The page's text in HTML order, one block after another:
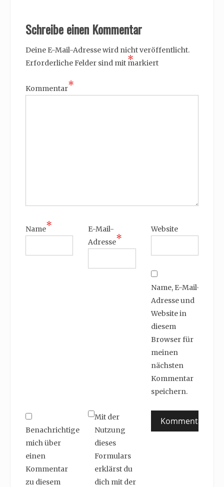
Schreibe einen Kommentar
Deine E-Mail-Adresse wird nicht veröffentlicht.
Erforderliche Felder sind mit *
markiert
Kommentar*
Name*
E-Mail-
Adresse*
Website
Name, E-Mail-
Adresse und
Website in
diesem
Browser für
meinen
nächsten
Kommentar
speichern.
Benachrichtige
mich über
einen
Kommentar
zu diesem
Mit der
Nutzung
dieses
Formulars
erklärst du
dich mit der